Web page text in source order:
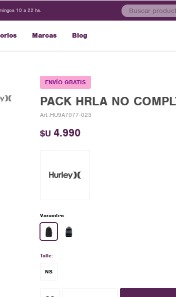
Marcas Blog
10 a 22 hs.
ENVÍO GRATIS
PACK HRLA NO
HU9A7077-023
$U 4.990
Variantes:
Talle:
NS